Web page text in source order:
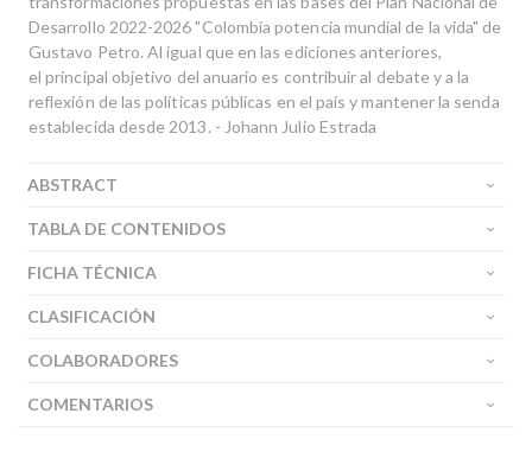
Desarrollo 2022-2026 "Colombia potencia mundial de la vida" de
Gustavo Petro. Al igual que en las ediciones anteriores,
el principal objetivo del anuario es contribuir al debate y a la
reflexión de las políticas públicas en el país y mantener la senda
establecida desde 2013. - Johann Julio Estrada
ABSTRACT
TABLA DE CONTENIDOS
FICHA TÉCNICA
CLASIFICACIÓN
COLABORADORES
COMENTARIOS